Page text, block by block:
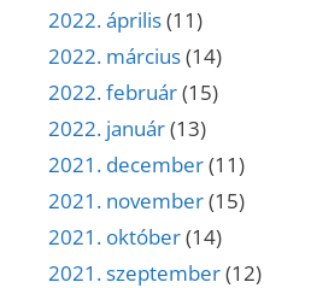
2022. április(11)
2022. március(14)
2022. február(15)
2022. január(13)
2021. december(11)
2021. november(15)
2021. október(14)
2021. szeptember(12)